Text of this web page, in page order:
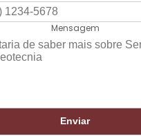
Mensagem